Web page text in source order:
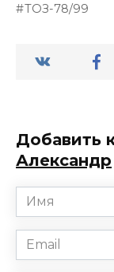
ТОЗ-78/99
Добавить
Александр
Имя
*
Email
*